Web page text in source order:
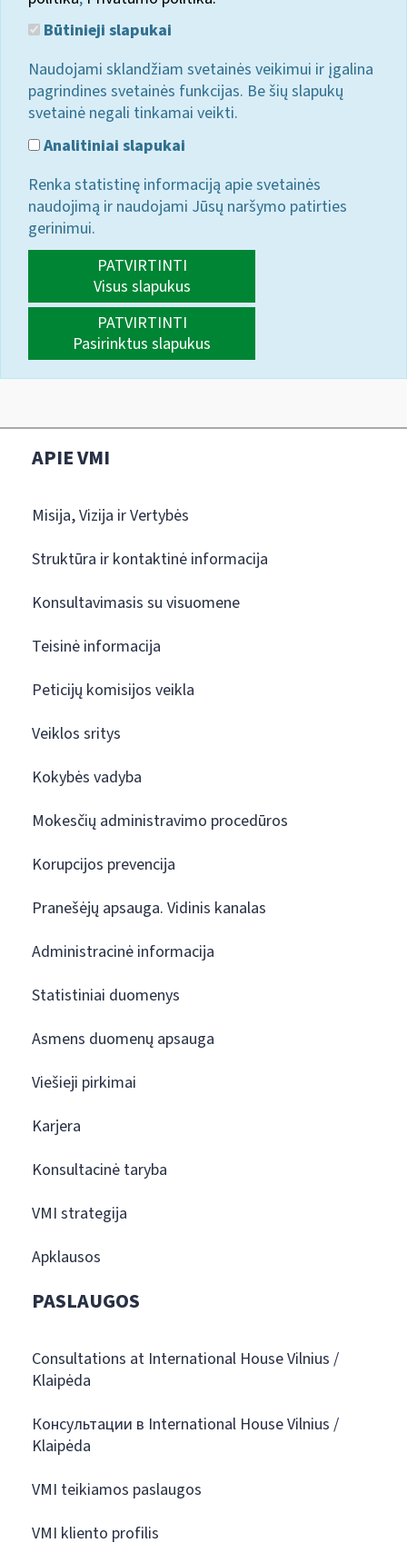
Būtinieji slapukai
Naudojami sklandžiam svetainės veikimui ir įgalina
pagrindines svetainės funkcijas. Be šių slapukų
svetainė negali tinkamai veikti.
Analitiniai slapukai
Renka statistinę informaciją apie svetainės
naudojimą ir naudojami Jūsų naršymo patirties
gerinimui.
PATVIRTINTI
Visus slapukus
PATVIRTINTI
Pasirinktus slapukus
APIE VMI
Misija, Vizija ir Vertybės
Struktūra ir kontaktinė informacija
Konsultavimasis su visuomene
Teisinė informacija
Peticijų komisijos veikla
Veiklos sritys
Kokybės vadyba
Mokesčių administravimo procedūros
Korupcijos prevencija
Pranešėjų apsauga. Vidinis kanalas
Administracinė informacija
Statistiniai duomenys
Asmens duomenų apsauga
Viešieji pirkimai
Karjera
Konsultacinė taryba
VMI strategija
Apklausos
PASLAUGOS
Consultations at International House Vilnius /
Klaipėda
Консультации в International House Vilnius /
Klaipėda
VMI teikiamos paslaugos
VMI kliento profilis